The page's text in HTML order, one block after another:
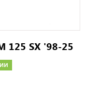
125 SX '98-25